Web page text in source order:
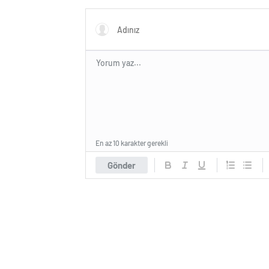
Gönder
En az 10 karakter gerekli